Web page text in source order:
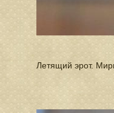
Летящий эрот.